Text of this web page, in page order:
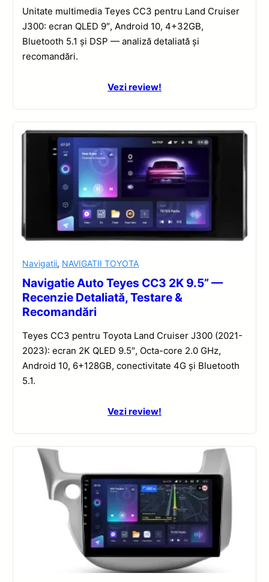
Unitate multimedia Teyes CC3 pentru Land Cruiser
J300: ecran QLED 9″, Android 10, 4+32GB,
Bluetooth 5.1 și DSP — analiză detaliată și
recomandări.
Vezi review!
Navigatii, NAVIGATII TOYOTA
Navigatie Auto Teyes CC3 2K 9.5” —
Recenzie Detaliată, Testare &
Recomandări
Teyes CC3 pentru Toyota Land Cruiser J300 (2021-
2023): ecran 2K QLED 9.5″, Octa-core 2.0 GHz,
Android 10, 6+128GB, conectivitate 4G și Bluetooth
5.1.
Vezi review!